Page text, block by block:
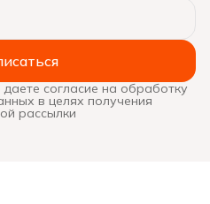
согласие на обработку
в целях получения
рассылки